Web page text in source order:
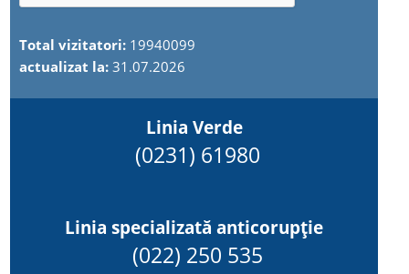
Total vizitatori: 19940099
actualizat la:31.07.2026
Linia Verde
(0231) 61980
Linia specializată anticorupție
(022) 250 535